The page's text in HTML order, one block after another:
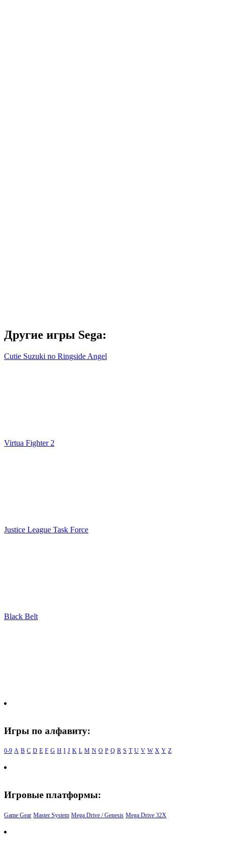
Другие игры Sega:
Cutie Suzuki no Ringside Angel
Virtua Fighter 2
Justice League Task Force
Black Belt
Игры по алфавиту:
0-9 A B C D E F G H I J K L M N O P Q R S T U V W X Y Z
Игровые платформы:
Game Gear Master System Mega Drive / Genesis Mega Drive 32X